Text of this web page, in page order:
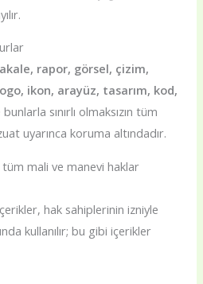
rapor, görsel, çizim,
ikon, arayüz, tasarım, kod,
bunlarla sınırlı olmaksızın tüm
uyarınca koruma altındadır.
mali ve manevi haklar
hak sahiplerinin izniyle
kullanılır; bu gibi içerikler